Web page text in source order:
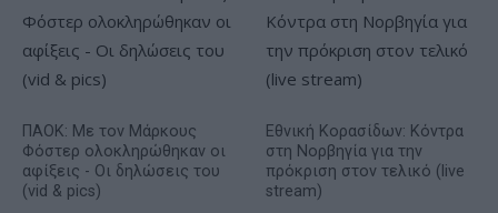
ΠΑΟΚ: Με τον Μάρκους
Φόστερ ολοκληρώθηκαν οι
αφίξεις - Οι δηλώσεις του
(vid & pics)
Εθνική Κορασίδων: Κόντρα
στη Νορβηγία για την
πρόκριση στον τελικό (live
stream)